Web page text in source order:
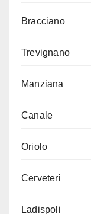
Bracciano
Trevignano
Manziana
Canale
Oriolo
Cerveteri
Ladispoli